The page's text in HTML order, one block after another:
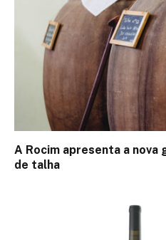
A Rocim apresenta a nova
de talha